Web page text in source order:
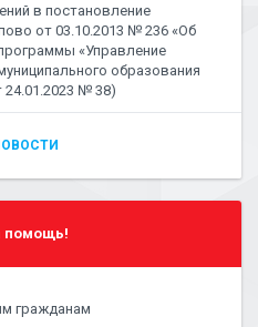
в постановление
от 03.10.2013 № 236 «Об
«Управление
образования
№ 38)
помощь!
гражданам